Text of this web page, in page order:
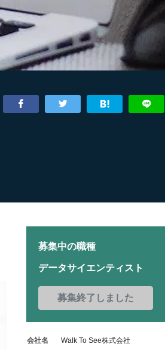
募集中の職種
データサイエンティスト
募集終了しました
会社名 Walk To See株式会社